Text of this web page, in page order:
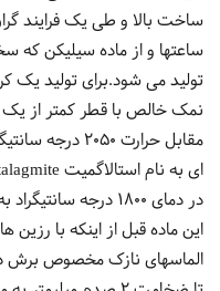
ساخت بالا و طی یک فرایند
ساعتها و از ماده سیلیکن
تولید می شود.برای تولید یک
نمک خالص با قطر کمتر از یک
در دمای 1800 درجه
این ماده قبل از اینکه با
الماسهای نازک مخصوص